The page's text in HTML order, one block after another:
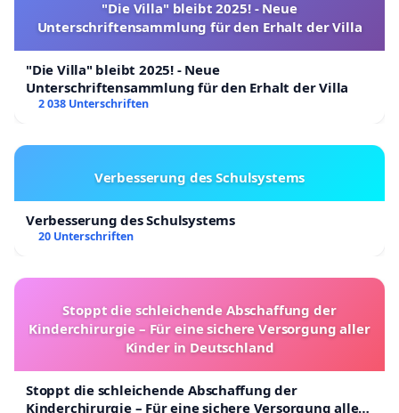
"Die Villa" bleibt 2025! - Neue
Unterschriftensammlung für den Erhalt der Villa
"Die Villa" bleibt 2025! - Neue
Unterschriftensammlung für den Erhalt der Villa
2 038 Unterschriften
Verbesserung des Schulsystems
Verbesserung des Schulsystems
20 Unterschriften
Stoppt die schleichende Abschaffung der
Kinderchirurgie – Für eine sichere Versorgung aller
Kinder in Deutschland
Stoppt die schleichende Abschaffung der
Kinderchirurgie – Für eine sichere Versorgung aller